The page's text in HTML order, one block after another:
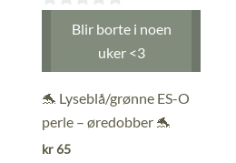
Blir borte i noen
uker <3
🐬 Lyseblå/grønne ES-O
perle – øredobber 🐬
kr65